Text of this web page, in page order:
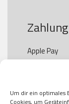
Um dir ein optimales
Cookies, um
Zahlung
Apple Pay
Paypal
Kauf auf